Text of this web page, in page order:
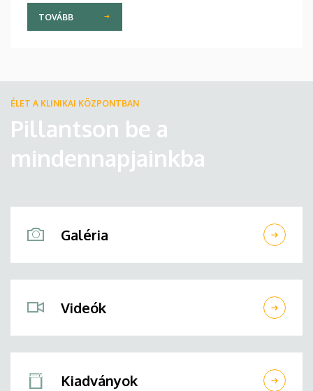
TOVÁBB
ÉLET A KLINIKAI KÖZPONTBAN
Pillantson be a
mindennapjainkba
Galéria
Videók
Kiadványok